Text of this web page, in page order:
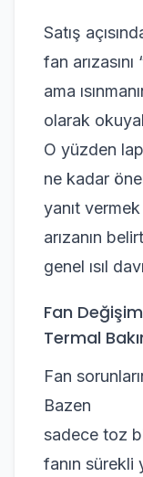
Satış
fan
ama
olarak
O yüzden
ne kadar
yanıt
arızanın
genel ısıl
Fan
Termal
Fan
Bazen
sadece toz
fanın sürekli